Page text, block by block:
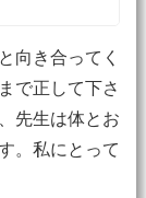
向き合ってく
で正して下さ
先生は体とお
。私にとって